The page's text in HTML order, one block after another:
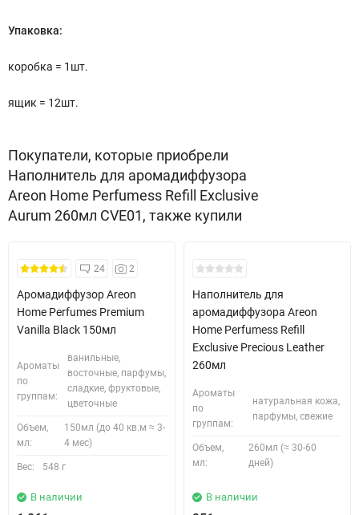
Упаковка:
коробка = 1шт.
ящик = 12шт.
Покупатели, которые приобрели
Наполнитель для аромадиффузора
Areon Home Perfumess Refill Exclusive
Aurum 260мл CVE01, также купили
24 2
Аромадиффузор Areon
Home Perfumes Premium
Vanilla Black 150мл
Ароматы
по
группам:
ванильные,
восточные, парфумы,
сладкие, фруктовые,
цветочные
Объем,
мл:
150мл (до 40 кв.м ≈ 3-
4 мес)
Вес: 548 г
В наличии
Наполнитель для
аромадиффузора Areon
Home Perfumess Refill
Exclusive Precious Leather
260мл
Ароматы
по
группам:
натуральная кожа,
парфумы, свежие
Объем,
мл:
260мл (≈ 30-60
дней)
В наличии